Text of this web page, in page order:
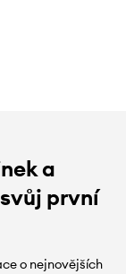
a
první
o nejnovějších